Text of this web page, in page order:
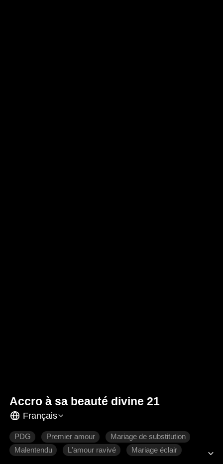
Accro à sa beauté divine 21
Français
PDG Premier amour
Mariage de substitution
Malentendu
L'amour ravivé
Mariage éclair